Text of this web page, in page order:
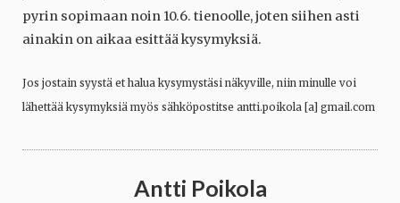
pyrin sopimaan noin 10.6. tienoolle, joten siihen asti
ainakin on aikaa esittää kysymyksiä.
Jos jostain syystä et halua kysymystäsi näkyville, niin minulle voi
lähettää kysymyksiä myös sähköpostitse antti.poikola [a] gmail.com
Antti Poikola